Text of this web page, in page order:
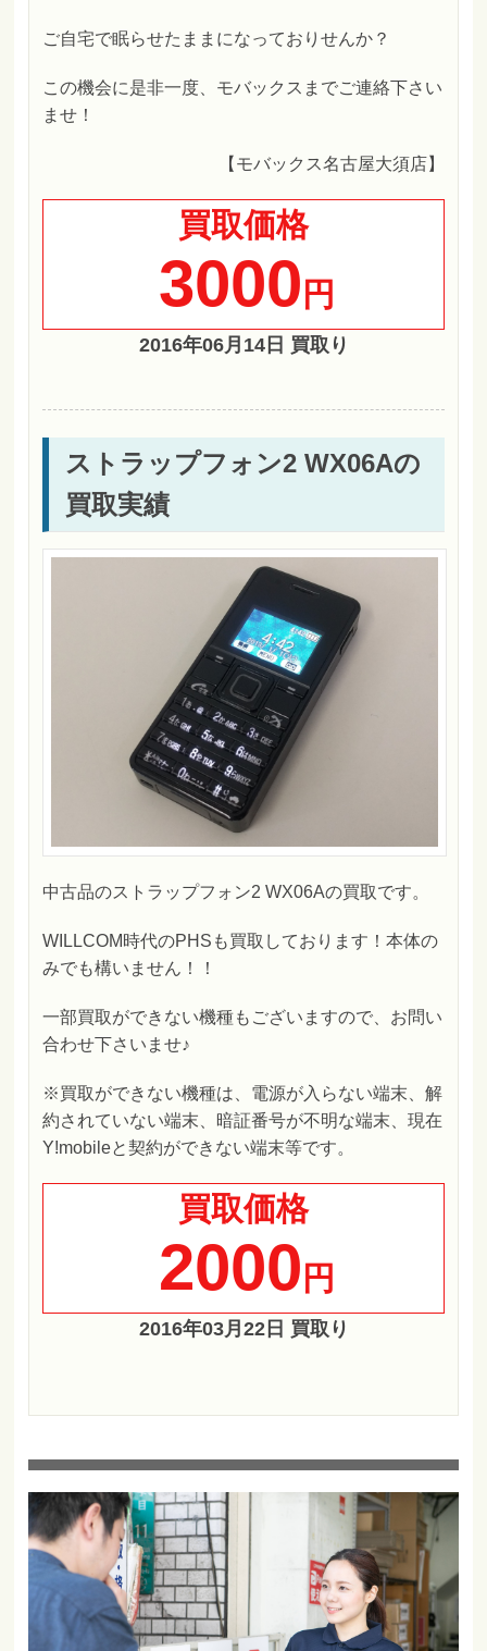
ご自宅で眠らせたままになっておりせんか？
この機会に是非一度、モバックスまでご連絡下さい
ませ！
【モバックス名古屋大須店】
買取価格
3000 円
2016年06月14日 買取り
ストラップフォン2 WX06Aの
買取実績
中古品のストラップフォン2 WX06Aの買取です。
WILLCOM時代のPHSも買取しております！本体の
みでも構いません！！
一部買取ができない機種もございますので、お問い
合わせ下さいませ♪
※買取ができない機種は、電源が入らない端末、解
約されていない端末、暗証番号が不明な端末、現在
Y!mobileと契約ができない端末等です。
買取価格
2000 円
2016年03月22日 買取り